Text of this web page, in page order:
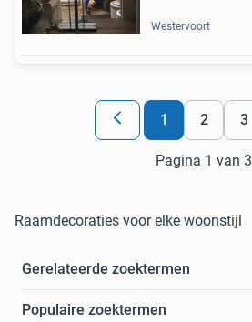
Westervoort
1 2 3
Pagina 1 van 3
Raamdecoraties voor elke woonstijl
Gerelateerde zoektermen
Populaire zoektermen